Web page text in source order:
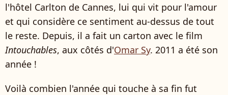
l'hôtel Carlton de Cannes, lui qui vit pour l'amour
et qui considère ce sentiment au-dessus de tout
le reste. Depuis, il a fait un carton avec le film
Intouchables, aux côtés d'Omar Sy. 2011 a été son
année !
Voilà combien l'année qui touche à sa fin fut